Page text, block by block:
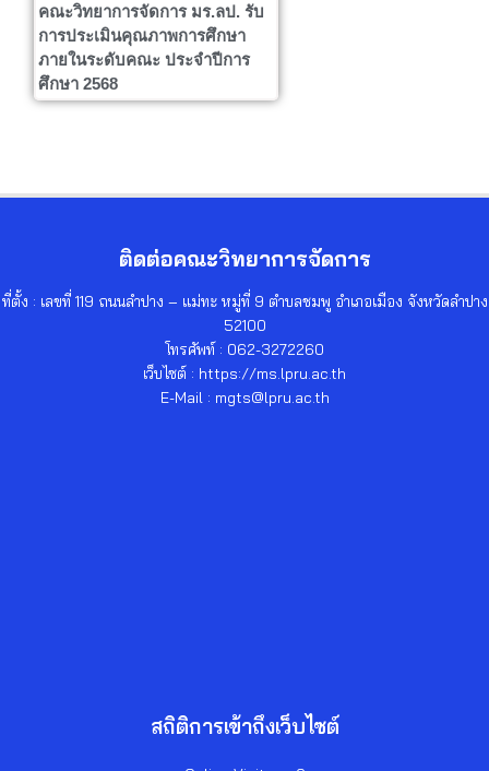
คณะวิทยาการจัดการ มร.ลป. รับ
การประเมินคุณภาพการศึกษา
ภายในระดับคณะ ประจำปีการ
ศึกษา 2568
ติดต่อคณะวิทยาการจัดการ
ที่ตั้ง : เลขที่ 119 ถนนลำปาง – แม่ทะ หมู่ที่ 9 ตำบลชมพู อำเภอเมือง จังหวัดลำปาง
52100
โทรศัพท์ : 062-3272260
เว็บไซต์ : https://ms.lpru.ac.th
E-Mail : mgts@lpru.ac.th
สถิติการเข้าถึงเว็บไซต์